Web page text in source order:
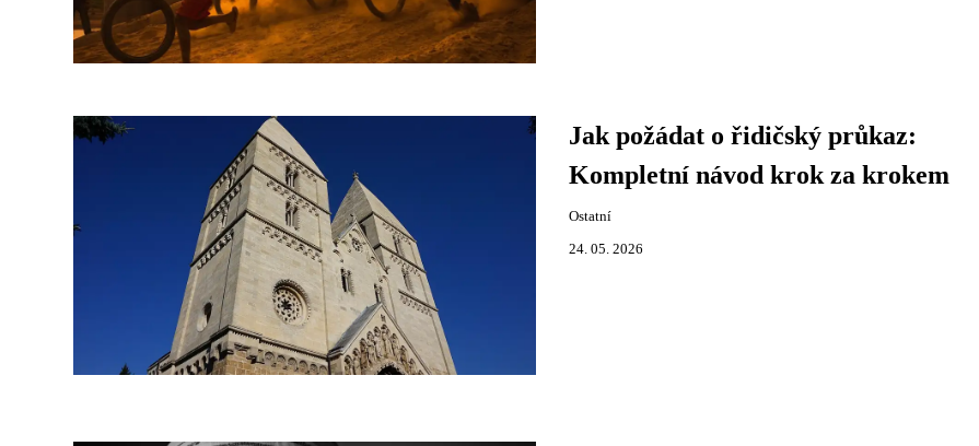
Jak požádat o řidičský průkaz:
Kompletní návod krok za krokem
Ostatní
24. 05. 2026